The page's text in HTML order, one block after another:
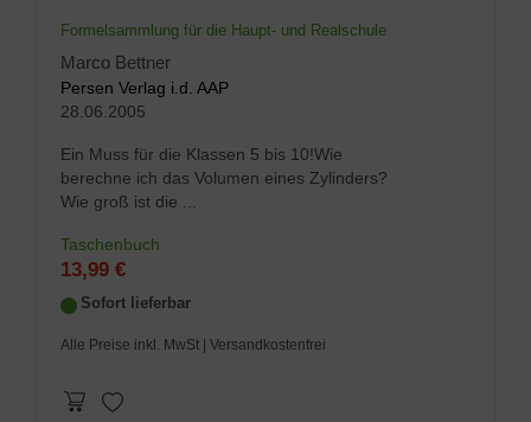
Formelsammlung für die Haupt- und Realschule
Marco Bettner
Persen Verlag i.d. AAP
28.06.2005
Ein Muss für die Klassen 5 bis 10!Wie
berechne ich das Volumen eines Zylinders?
Wie groß ist die ...
Taschenbuch
13,99 €
Sofort lieferbar
Alle Preise inkl. MwSt | Versandkostenfrei